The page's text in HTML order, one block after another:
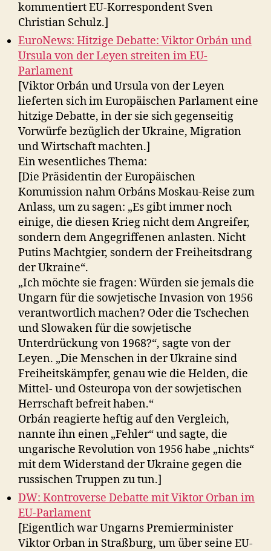
kommentiert EU-Korrespondent Sven
Christian Schulz.]
EuroNews: Hitzige Debatte: Viktor Orbán und
Ursula von der Leyen streiten im EU-
Parlament
[Viktor Orbán und Ursula von der Leyen
lieferten sich im Europäischen Parlament eine
hitzige Debatte, in der sie sich gegenseitig
Vorwürfe bezüglich der Ukraine, Migration
und Wirtschaft machten.]
Ein wesentliches Thema:
[Die Präsidentin der Europäischen
Kommission nahm Orbáns Moskau-Reise zum
Anlass, um zu sagen: „Es gibt immer noch
einige, die diesen Krieg nicht dem Angreifer,
sondern dem Angegriffenen anlasten. Nicht
Putins Machtgier, sondern der Freiheitsdrang
der Ukraine“.
„Ich möchte sie fragen: Würden sie jemals die
Ungarn für die sowjetische Invasion von 1956
verantwortlich machen? Oder die Tschechen
und Slowaken für die sowjetische
Unterdrückung von 1968?“, sagte von der
Leyen. „Die Menschen in der Ukraine sind
Freiheitskämpfer, genau wie die Helden, die
Mittel- und Osteuropa von der sowjetischen
Herrschaft befreit haben.“
Orbán reagierte heftig auf den Vergleich,
nannte ihn einen „Fehler“ und sagte, die
ungarische Revolution von 1956 habe „nichts“
mit dem Widerstand der Ukraine gegen die
russischen Truppen zu tun.]
DW: Kontroverse Debatte mit Viktor Orban im
EU-Parlament
[Eigentlich war Ungarns Premierminister
Viktor Orban in Straßburg, um über seine EU-